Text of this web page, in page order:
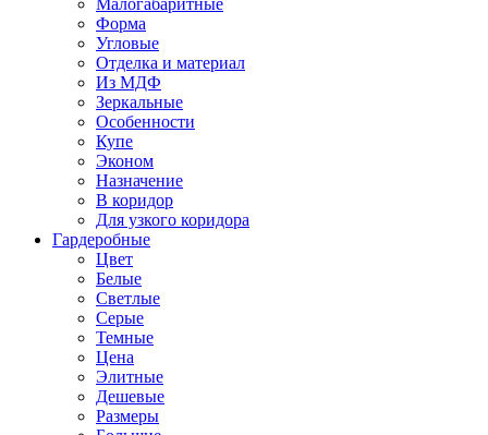
Малогабаритные
Форма
Угловые
Отделка и материал
Из МДФ
Зеркальные
Особенности
Купе
Эконом
Назначение
В коридор
Для узкого коридора
Гардеробные
Цвет
Белые
Светлые
Серые
Темные
Цена
Элитные
Дешевые
Размеры